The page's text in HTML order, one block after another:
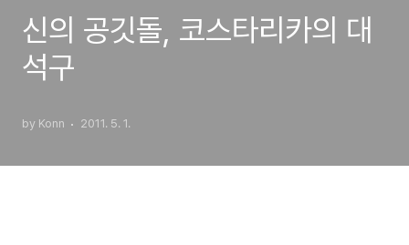
신의 공깃돌, 코스타리카의 대
석구
by Konn 2011. 5. 1.